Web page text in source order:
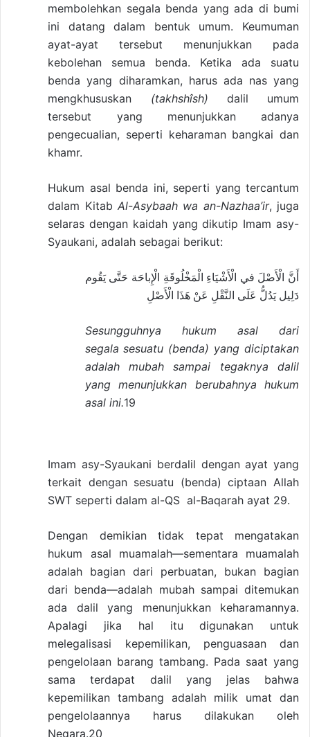
membolehkan segala benda yang ada di bumi
ini datang dalam bentuk umum. Keumuman
ayat-ayat tersebut menunjukkan pada
kebolehan semua benda. Ketika ada suatu
benda yang diharamkan, harus ada nas yang
mengkhususkan (takhshîsh) dalil umum
tersebut yang menunjukkan adanya
pengecualian, seperti keharaman bangkai dan
khamr.
Hukum asal benda ini, seperti yang tercantum
dalam Kitab Al-Asybaah wa an-Nazhaa’ir, juga
selaras dengan kaidah yang dikutip Imam asy-
Syaukani, adalah sebagai berikut:
أَنَّ الْأَصْلَ في الْأَشْيَاءِ الْمَخْلُوقَةِ الْإِباحَة حَتَّى يَقُوم
دَلِيل يَدُلُّ عَلَى النَّقْلِ عَنْ هَذَا الْأَصْلِ
Sesungguhnya hukum asal dari
segala sesuatu (benda) yang diciptakan
adalah mubah sampai tegaknya dalil
yang menunjukkan berubahnya hukum
asal ini.19
Imam asy-Syaukani berdalil dengan ayat yang
terkait dengan sesuatu (benda) ciptaan Allah
SWT seperti dalam al-QS al-Baqarah ayat 29.
Dengan demikian tidak tepat mengatakan
hukum asal muamalah—sementara muamalah
adalah bagian dari perbuatan, bukan bagian
dari benda—adalah mubah sampai ditemukan
ada dalil yang menunjukkan keharamannya.
Apalagi jika hal itu digunakan untuk
melegalisasi kepemilikan, penguasaan dan
pengelolaan barang tambang. Pada saat yang
sama terdapat dalil yang jelas bahwa
kepemilikan tambang adalah milik umat dan
pengelolaannya harus dilakukan oleh
Negara.20